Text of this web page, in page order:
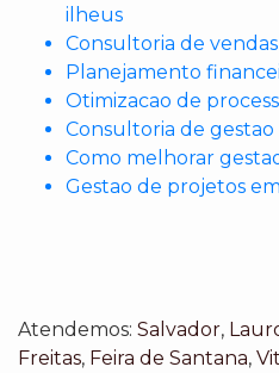
ilheus
Consultoria de
Planejamento
Otimizacao de
Consultoria de
Como melhorar
Gestao de projetos
Atendemos: Salvador,
Freitas, Feira de Santana,